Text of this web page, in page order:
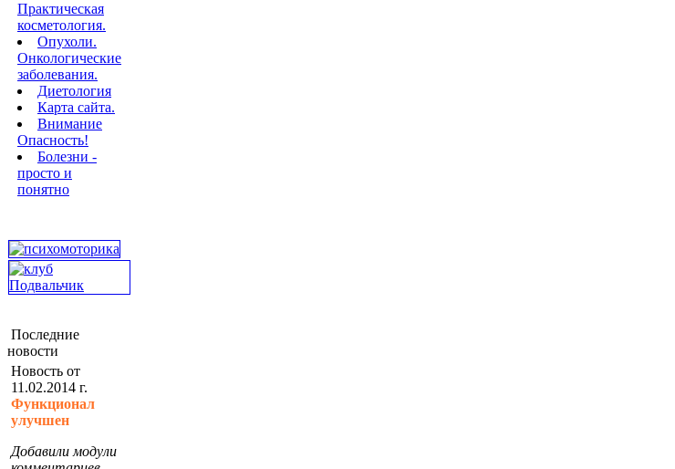
Практическая
косметология.
Опухоли.
Онкологические
заболевания.
Диетология
Карта сайта.
Внимание
Опасность!
Болезни -
просто и
понятно
Последние
новости
Новость от
11.02.2014 г.
Функционал
улучшен
Добавили модули